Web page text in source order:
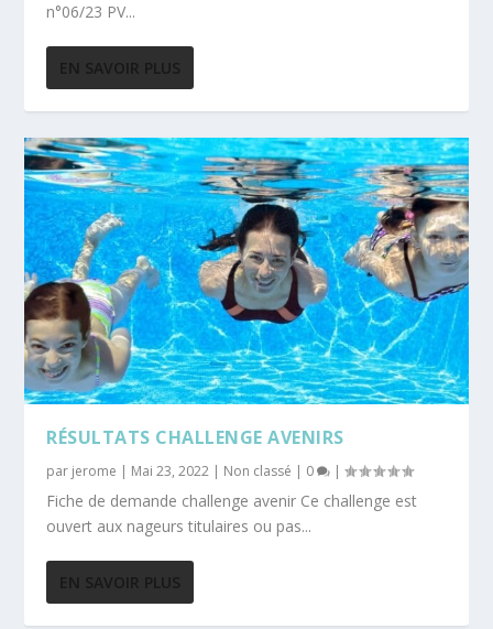
n°06/23 PV...
RÉSULTATS CHALLENGE AVENIRS
par jerome | Mai 23, 2022 | Non classé | 0 |
Fiche de demande challenge avenir Ce challenge est
ouvert aux nageurs titulaires ou pas...